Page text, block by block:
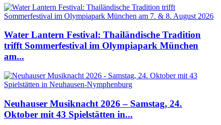
Water Lantern Festival: Thailändische Tradition
trifft Sommerfestival im Olympiapark München
am...
Neuhauser Musiknacht 2026 – Samstag, 24.
Oktober mit 43 Spielstätten in...